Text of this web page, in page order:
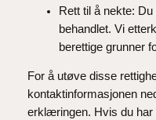
Rett til å nekte:
behandlet. Vi
berettige grunner
For å utøve disse
kontaktinformasjonen
erklæringen. Hvis du har